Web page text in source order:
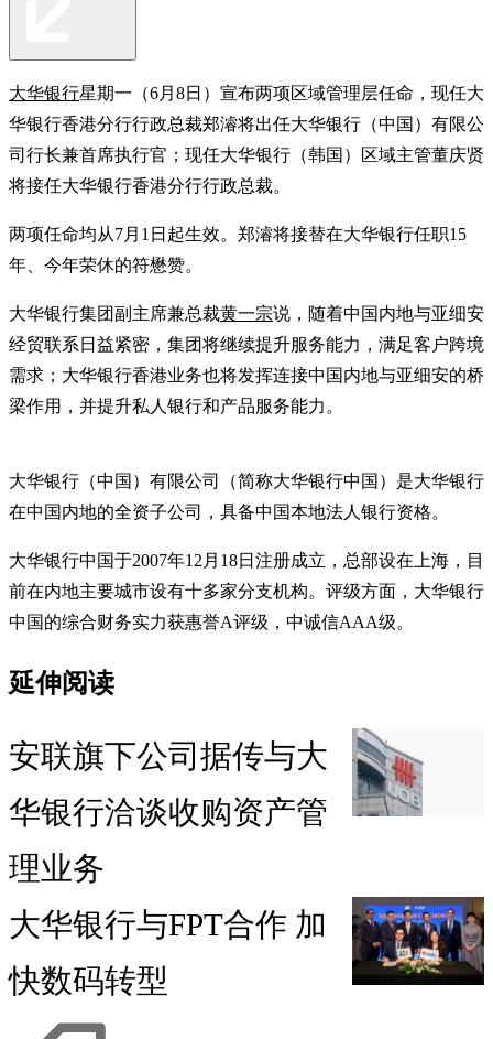
大华银行星期一（6月8日）宣布两项区域管理层任命，现任大
华银行香港分行行政总裁郑濬将出任大华银行（中国）有限公
司行长兼首席执行官；现任大华银行（韩国）区域主管董庆贤
将接任大华银行香港分行行政总裁。
两项任命均从7月1日起生效。郑濬将接替在大华银行任职15
年、今年荣休的符懋赞。
大华银行集团副主席兼总裁黄一宗说，随着中国内地与亚细安
经贸联系日益紧密，集团将继续提升服务能力，满足客户跨境
需求；大华银行香港业务也将发挥连接中国内地与亚细安的桥
梁作用，并提升私人银行和产品服务能力。
大华银行（中国）有限公司（简称大华银行中国）是大华银行
在中国内地的全资子公司，具备中国本地法人银行资格。
大华银行中国于2007年12月18日注册成立，总部设在上海，目
前在内地主要城市设有十多家分支机构。评级方面，大华银行
中国的综合财务实力获惠誉A评级，中诚信AAA级。
延伸阅读
安联旗下公司据传与大
华银行洽谈收购资产管
理业务
大华银行与FPT合作 加
快数码转型